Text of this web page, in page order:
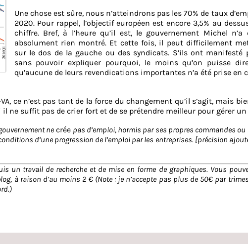
Une chose est sûre, nous n’atteindrons pas les 70% de taux
2020. Pour rappel, l’objectif européen est encore 3,5% au
chiffre. Bref, à l’heure qu’il est, le gouvernement Michel n’a
absolument rien montré. Et cette fois, il peut difficilement
sur le dos de la gauche ou des syndicats. S’ils ont manifesté
sans pouvoir expliquer pourquoi, le moins qu’on puisse
qu’aucune de leurs revendications importantes n’a été prise en
ce n’est pas tant de la force du changement qu’il s’agit, mais
ne suffit pas de crier fort et de se prétendre meilleur pour gérer un
ne crée pas d’emploi, hormis par ses propres commandes ou
d’une progression de l’emploi par les entreprises. [précision
un travail de recherche et de mise en forme de graphiques. Vous
à raison d’au moins 2 € (Note : je n’accepte pas plus de 50€ par